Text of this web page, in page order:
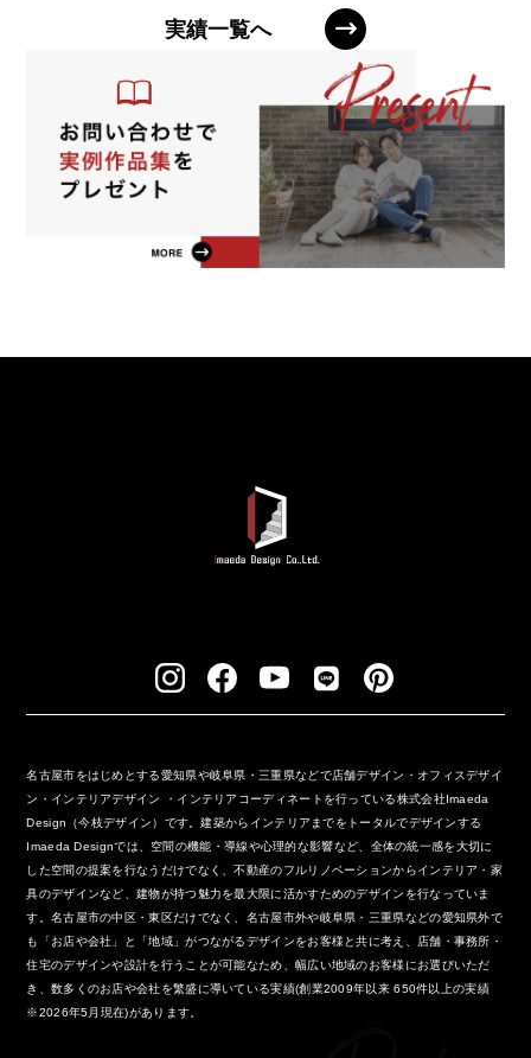
実績一覧へ
名古屋市をはじめとする愛知県や岐阜県・三重県などで店舗デザイン・オフィスデザイ
ン・インテリアデザイン ・インテリアコーディネートを行っている株式会社Imaeda
Design（今枝デザイン）です。建築からインテリアまでをトータルでデザインする
Imaeda Designでは、空間の機能・導線や心理的な影響など、全体の統一感を大切に
した空間の提案を行なうだけでなく、不動産のフルリノベーションからインテリア・家
具のデザインなど、建物が持つ魅力を最大限に活かすためのデザインを行なっていま
す。名古屋市の中区・東区だけでなく、名古屋市外や岐阜県・三重県などの愛知県外で
も「お店や会社」と「地域」がつながるデザインをお客様と共に考え、店舗・事務所・
住宅のデザインや設計を行うことが可能なため、幅広い地域のお客様にお選びいただ
き、数多くのお店や会社を繁盛に導いている実績(創業2009年以来 650件以上の実績
※2026年5月現在)があります。